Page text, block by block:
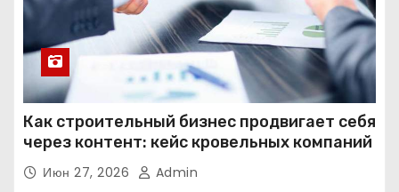
Как строительный бизнес продвигает себя
через контент: кейс кровельных компаний
Июн 27, 2026 Admin